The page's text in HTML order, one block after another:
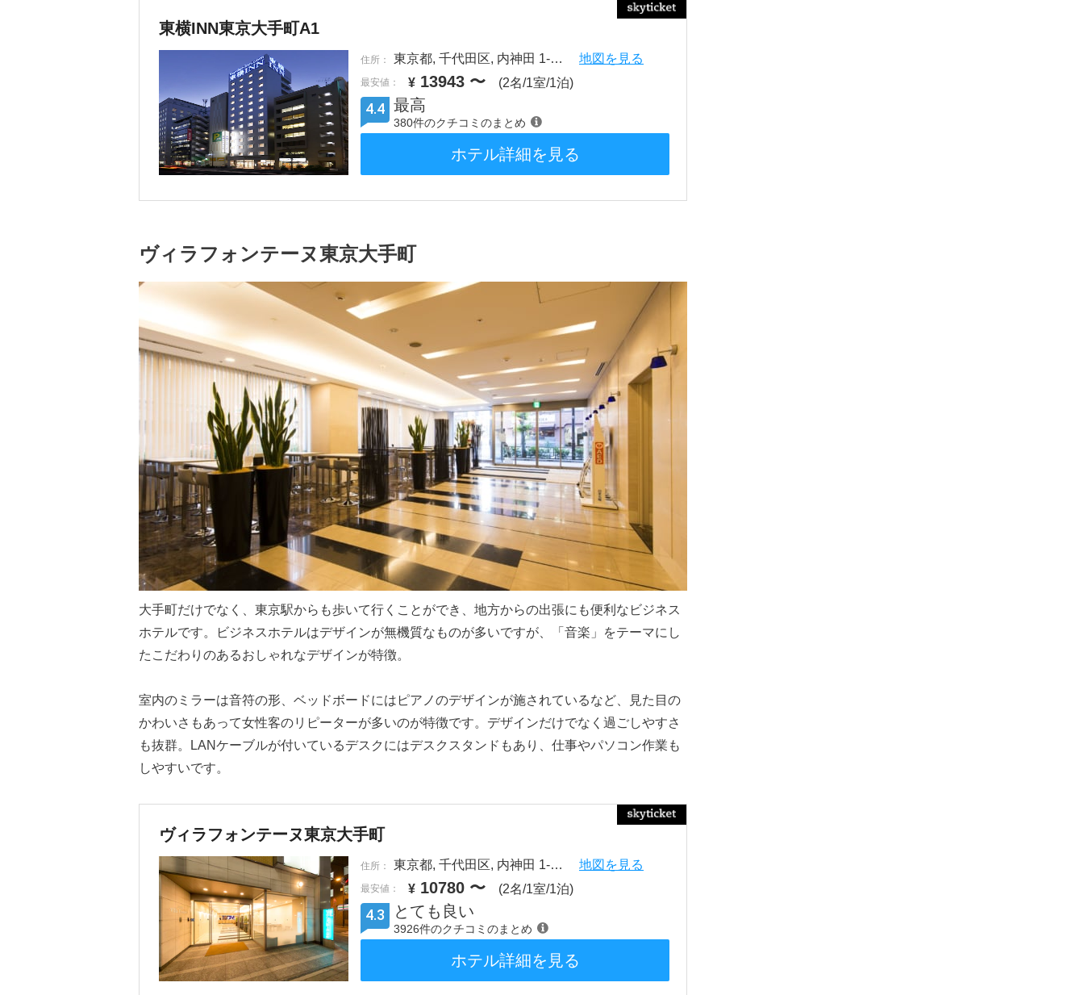
東横INN東京大手町A1
住所： 東京都, 千代田区, 内神田 1-… 地図を見る
最安値： ¥ 13943 〜 (2名/1室/1泊)
4.4 最高
380件のクチコミのまとめ
ホテル詳細を見る
ヴィラフォンテーヌ東京大手町
大手町だけでなく、東京駅からも歩いて行くことができ、地方からの出張にも便利なビジネス
ホテルです。ビジネスホテルはデザインが無機質なものが多いですが、「音楽」をテーマにし
たこだわりのあるおしゃれなデザインが特徴。
室内のミラーは音符の形、ベッドボードにはピアノのデザインが施されているなど、見た目の
かわいさもあって女性客のリピーターが多いのが特徴です。デザインだけでなく過ごしやすさ
も抜群。LANケーブルが付いているデスクにはデスクスタンドもあり、仕事やパソコン作業も
しやすいです。
ヴィラフォンテーヌ東京大手町
住所： 東京都, 千代田区, 内神田 1-… 地図を見る
最安値： ¥ 10780 〜 (2名/1室/1泊)
4.3 とても良い
3926件のクチコミのまとめ
ホテル詳細を見る